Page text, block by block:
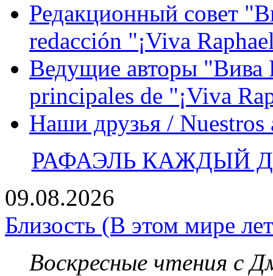
Редакционный совет
redacción "¡Viva
Ведущие авторы "Вива
principales de "¡Viva
Наши друзья / Nuestros
РАФАЭЛЬ КАЖДЫЙ
09.08.2026
Близость (В этом мире
Воскресные чтения с